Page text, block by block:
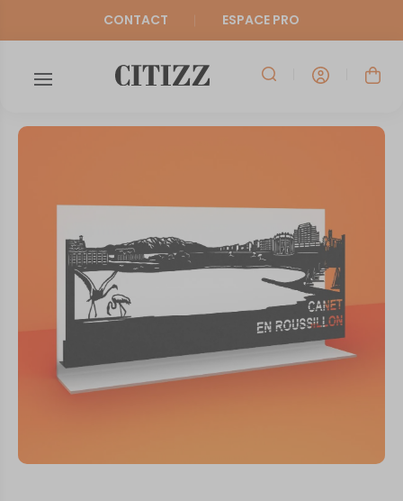
CONTACT ESPACE PRO